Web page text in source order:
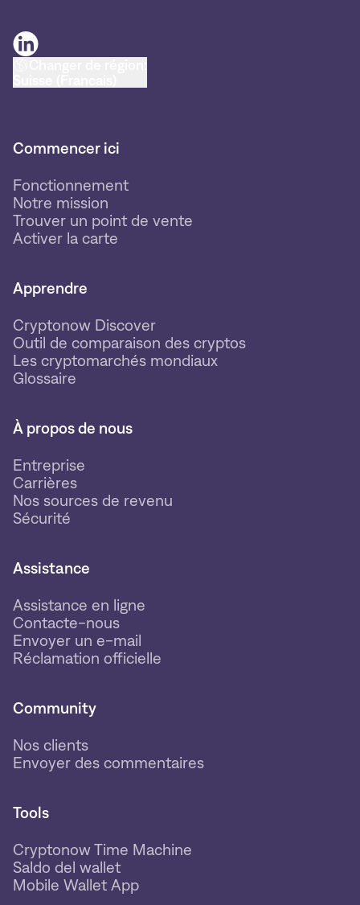
Commencer ici
Fonctionnement
Notre mission
Trouver un point de vente
Activer la carte
Apprendre
Cryptonow Discover
Outil de comparaison des cryptos
Les cryptomarchés mondiaux
Glossaire
À propos de nous
Entreprise
Carrières
Nos sources de revenu
Sécurité
Assistance
Assistance en ligne
Contacte-nous
Envoyer un e-mail
Réclamation officielle
Community
Nos clients
Envoyer des commentaires
Tools
Cryptonow Time Machine
Saldo del wallet
Mobile Wallet App